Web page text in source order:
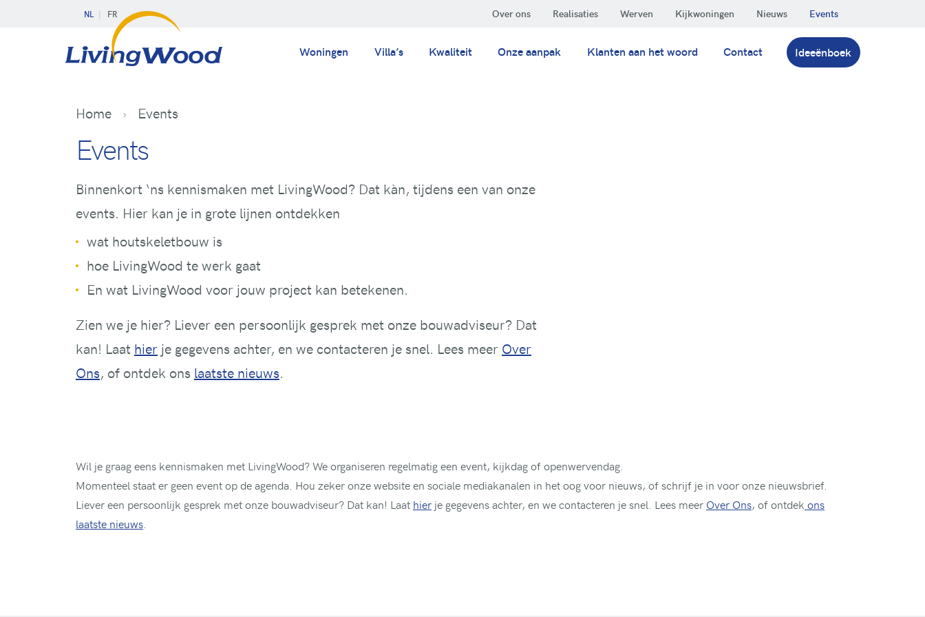
NL FR Over ons Realisaties Werven Kijkwoningen Nieuws Events
Woningen Villa’s Kwaliteit Onze aanpak Klanten aan het woord Contact Ideeënboek
Home Events
Events
Binnenkort ‘ns kennismaken met LivingWood? Dat kàn, tijdens een van onze
events. Hier kan je in grote lijnen ontdekken
wat houtskeletbouw is
hoe LivingWood te werk gaat
En wat LivingWood voor jouw project kan betekenen.
Zien we je hier? Liever een persoonlijk gesprek met onze bouwadviseur? Dat
kan! Laat hier je gegevens achter, en we contacteren je snel. Lees meer Over
Ons, of ontdek ons laatste nieuws.
Wil je graag eens kennismaken met LivingWood? We organiseren regelmatig een event, kijkdag of openwervendag.
Momenteel staat er geen event op de agenda. Hou zeker onze website en sociale mediakanalen in het oog voor nieuws, of schrijf je in voor onze nieuwsbrief.
Liever een persoonlijk gesprek met onze bouwadviseur? Dat kan! Laat hier je gegevens achter, en we contacteren je snel. Lees meer Over Ons, of ontdek ons
laatste nieuws